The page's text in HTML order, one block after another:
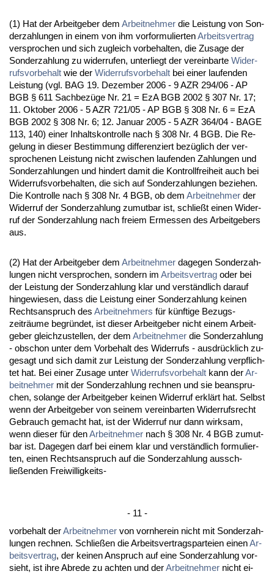
(1) Hat der Ar­beit­ge­ber dem Ar­beit­neh­mer die Leis­tung von Son­
der­zah­lun­gen in ei­nem von ihm vor­for­mu­lier­tenAr­beits­ver­trag
ver­spro­chen und sich zu­gleich vor­be­hal­ten, die Zu­sa­ge der
Son­der­zah­lung zu wi­der­ru­fen, un­ter­liegt der ver­ein­bar­te Wi­der­
rufs­vor­be­halt wie der Wi­der­rufs­vor­be­halt bei ei­ner lau­fen­den
Leis­tung (vgl. BAG 19. De­zem­ber 2006 - 9 AZR 294/06 - AP
BGB § 611 Sach­bezüge Nr. 21 = EzA BGB 2002 § 307 Nr. 17;
11. Ok­to­ber 2006 - 5 AZR 721/05 - AP BGB § 308 Nr. 6 = EzA
BGB 2002 § 308 Nr. 6; 12. Ja­nu­ar 2005 - 5 AZR 364/04 - BA­GE
113, 140) ei­ner In­halts­kon­trol­le nach § 308 Nr. 4 BGB. Die Re­
ge­lung in die­ser Be­stim­mung dif­fe­ren­ziert bezüglich der ver­
spro­che­nen Leis­tung nicht zwi­schen lau­fen­den Zah­lun­gen und
Son­der­zah­lun­gen und hin­dert da­mit die Kon­troll­frei­heit auch bei
Wi­der­rufs­vor­be­hal­ten, die sich auf Son­der­zah­lun­gen be­zie­hen.
Die Kon­trol­le nach § 308 Nr. 4 BGB, ob dem Ar­beit­neh­mer der
Wi­der­ruf der Son­der­zah­lung zu­mut­bar ist, schließt ei­nen Wi­der­
ruf der Son­der­zah­lung nach frei­em Er­mes­sen des Ar­beit­ge­bers
aus.
(2) Hat der Ar­beit­ge­ber dem Ar­beit­neh­mer da­ge­gen Son­der­zah­
lun­gen nicht ver­spro­chen, son­dern im Ar­beits­ver­trag oder bei
der Leis­tung der Son­der­zah­lung klar und verständ­lich dar­auf
hin­ge­wie­sen, dass die Leis­tung ei­ner Son­der­zah­lung kei­nen
Rechts­an­spruch des Ar­beit­neh­mers für künf­ti­ge Be­zugs­
zeiträume be­gründet, ist die­ser Ar­beit­ge­ber nicht ei­nem Ar­beit­
ge­ber gleich­zu­stel­len, der dem Ar­beit­neh­mer die Son­der­zah­lung
- ob­schon un­ter dem Vor­be­halt des Wi­der­rufs - aus­drück­lich zu­
ge­sagt und sich da­mit zur Leis­tung der Son­der­zah­lung ver­pflich­
tet hat. Bei ei­ner Zu­sa­ge un­ter Wi­der­rufs­vor­be­halt kann derAr­
beit­neh­mer mit der Son­der­zah­lung rech­nen und sie be­an­spru­
chen, so­lan­ge der Ar­beit­ge­ber kei­nen Wi­der­ruf erklärt hat. Selbst
wenn der Ar­beit­ge­ber von sei­nem ver­ein­bar­ten Wi­der­rufs­recht
Ge­brauch ge­macht hat, ist der Wi­der­ruf nur dann wirk­sam,
wenn die­ser für denAr­beit­neh­mer nach § 308 Nr. 4 BGB zu­mut­
bar ist. Da­ge­gen darf bei ei­nem klar und verständ­lich for­mu­lier­
ten, ei­nen Rechts­an­spruch auf die Son­der­zah­lung aus­sch­
ließen­den Frei­wil­lig­keits-
- 11 -
vor­be­halt derAr­beit­neh­mer von vorn­her­ein nicht mit Son­der­zah­
lun­gen rech­nen. Sch­ließen die Ar­beits­ver­trags­par­tei­en ei­nenAr­
beits­ver­trag, der kei­nen An­spruch auf ei­ne Son­der­zah­lung vor­
sieht, ist ih­re Ab­re­de zu ach­ten und derAr­beit­neh­mer nicht ei­